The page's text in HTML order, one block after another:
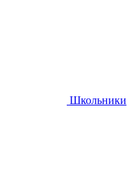
Школьники